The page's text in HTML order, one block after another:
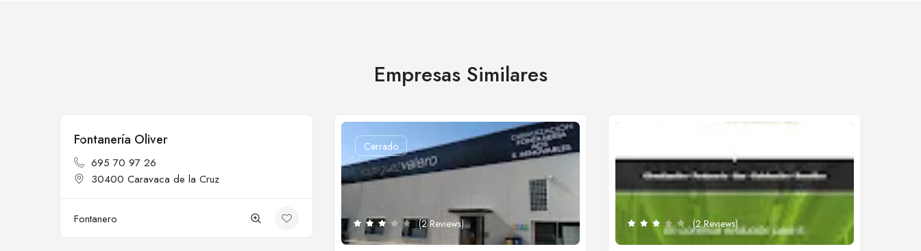
Empresas Similares
Cerrado
Fontanería Oliver
695 70 97 26
30400 Caravaca de la Cruz
Fontanero
Cerrado
(2 Reviews) (2 Reviews)